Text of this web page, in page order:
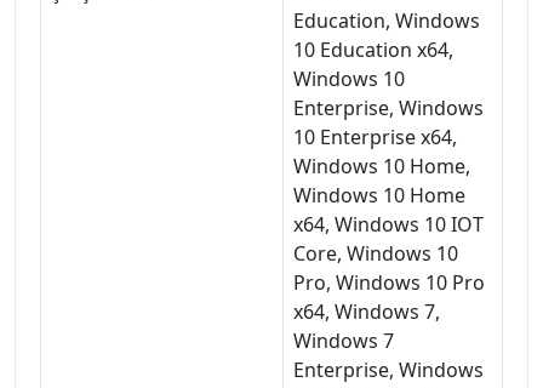
Education, Windows
10 Education x64,
Windows 10
Enterprise, Windows
10 Enterprise x64,
Windows 10 Home,
Windows 10 Home
x64, Windows 10 IOT
Core, Windows 10
Pro, Windows 10 Pro
x64, Windows 7,
Windows 7
Enterprise, Windows